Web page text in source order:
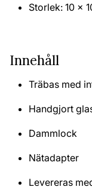
Storlek: 10 x
Innehåll
Träbas med
Handgjort
Dammlock
Nätadapter
Levereras